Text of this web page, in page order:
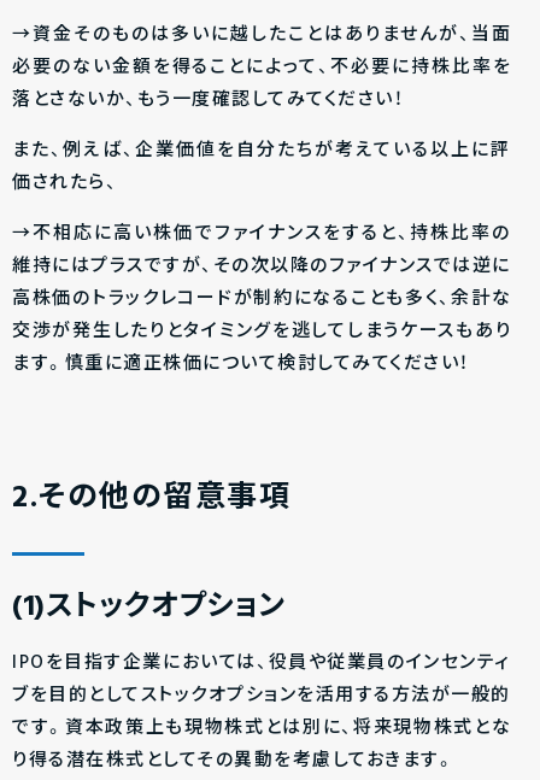
→資金そのものは多いに越したことはありませんが、当面
必要のない金額を得ることによって、不必要に持株比率を
落とさないか、もう一度確認してみてください！
また、例えば、企業価値を自分たちが考えている以上に評
価されたら、
→不相応に高い株価でファイナンスをすると、持株比率の
維持にはプラスですが、その次以降のファイナンスでは逆に
高株価のトラックレコードが制約になることも多く、余計な
交渉が発生したりとタイミングを逃してしまうケースもあり
ます。慎重に適正株価について検討してみてください！
2.その他の留意事項
(1)ストックオプション
IPOを目指す企業においては、役員や従業員のインセンティ
ブを目的としてストックオプションを活用する方法が一般的
です。資本政策上も現物株式とは別に、将来現物株式とな
り得る潜在株式としてその異動を考慮しておきます。